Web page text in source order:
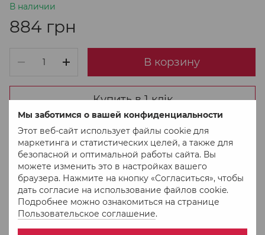
Мы заботимся о вашей конфиденциальности
Этот веб-сайт использует файлы cookie для
маркетинга и статистических целей, а также для
безопасной и оптимальной работы сайта. Вы
можете изменить это в настройках вашего
браузера. Нажмите на кнопку «Согласиться», чтобы
дать согласие на использование файлов cookie.
Подробнее можно ознакомиться на странице
Пользовательское соглашение.
В наличии
884 грн
В корзину
Купить в 1 клік
В избранное К сравнению